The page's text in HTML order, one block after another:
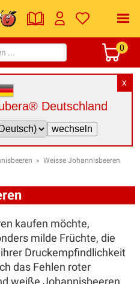
0
X
Deutschland
» Weisse Johannisbeeren
kaufen möchte,
milde Früchte, die
Druckempfindlichkeit
das Fehlen roter
weiße Johannisbeeren